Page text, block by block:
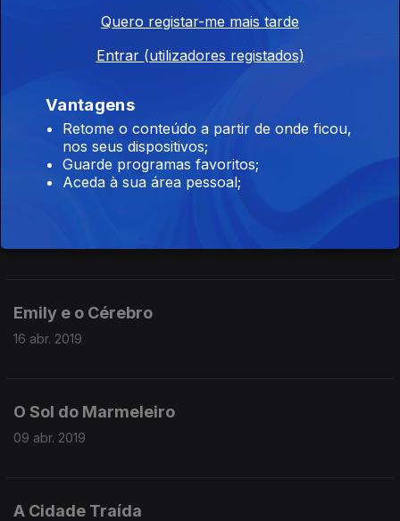
Teoria e pratica das mulheres
Montaigne e o Amigo
30 abr. 2019
Emily e o Cérebro
16 abr. 2019
O Sol do Marmeleiro
09 abr. 2019
A Cidade Traída
Quero registar-me mais tarde
Entrar (utilizadores registados)
Vantagens
Retome o conteúdo a partir de onde ficou,
nos seus dispositivos;
Guarde programas favoritos;
Aceda à sua área pessoal;